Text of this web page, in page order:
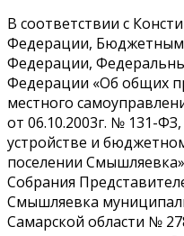
В соответствии с
Федерации, Бюджетным
Федерации,
Федерации «Об общих
местного
от 06.10.2003г. № 131-
устройстве и
поселении
Собрания
Смышляевка
Самарской области №